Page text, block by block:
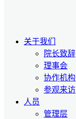
关于我们
院长致辞
理事会
协作机构
参观来访
人员
管理层